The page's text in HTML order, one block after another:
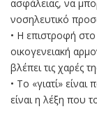
ασφάλειας, να
νοσηλευτικό
• Η επιστροφή
οικογενειακή
βλέπει τις χαρές
• Το «γιατί»
είναι η λέξη που